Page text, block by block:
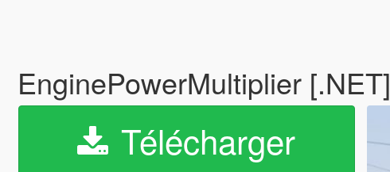
EnginePowerMultiplier [.NET]
Télécharger